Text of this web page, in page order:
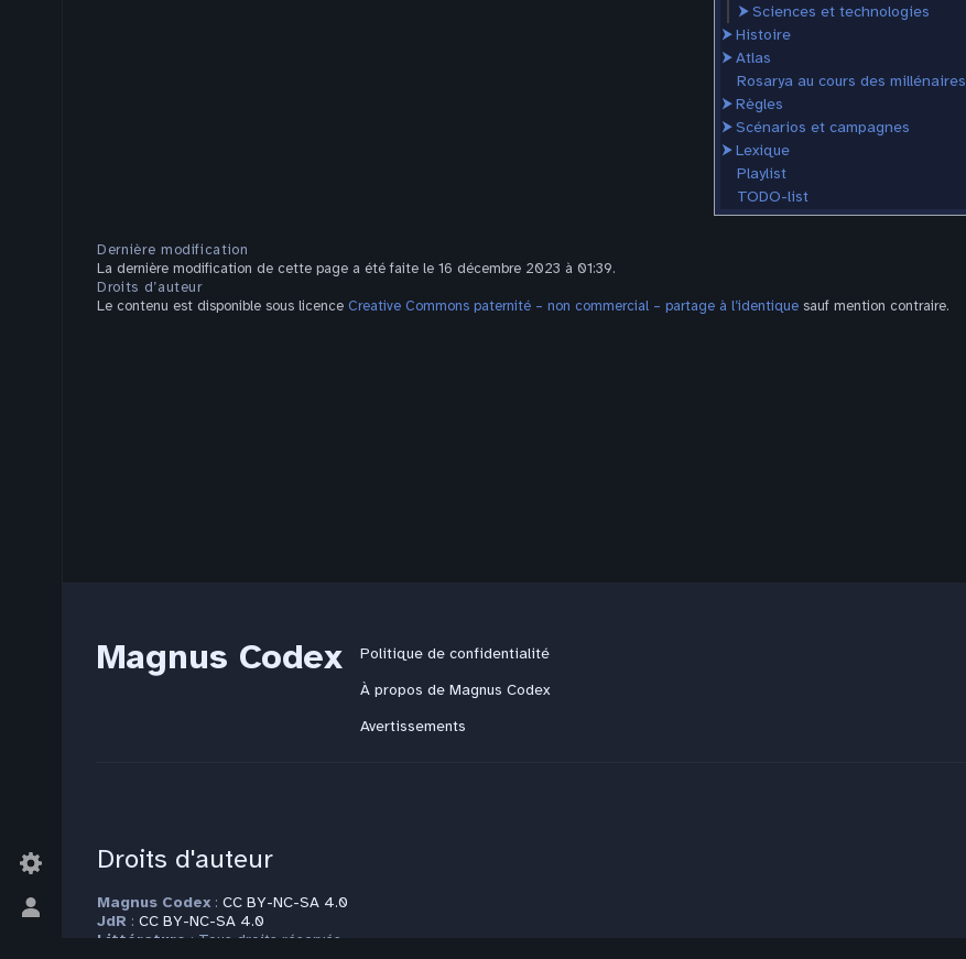
Basculer
⮞Sciences et technologies
⮞Histoire
⮞Atlas
Rosarya au cours des millénaires
⮞Règles
⮞Scénarios et campagnes
⮞Lexique
Playlist
TODO-list
Dernière modification
La dernière modification de cette page a été faite le 16 décembre 2023 à 01:39.
Droits d’auteur
Le contenu est disponible sous licence Creative Commons paternité – non commercial – partage à l’identique sauf mention contraire.
Magnus Codex
Politique de confidentialité
À propos de Magnus Codex
Avertissements
Droits d'auteur
Magnus Codex : CC BY-NC-SA 4.0
JdR : CC BY-NC-SA 4.0
Littérature : Tous droits réservés